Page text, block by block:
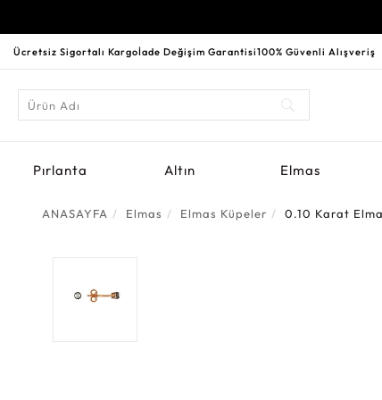
Ücretsiz Sigortalı Kargoİade Değişim Garantisi100% Güvenli Alışveriş
Pırlanta Altın Elmas
ANASAYFA Elmas Elmas Küpeler 0.10 Karat